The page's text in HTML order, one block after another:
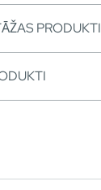
PRODUKTI